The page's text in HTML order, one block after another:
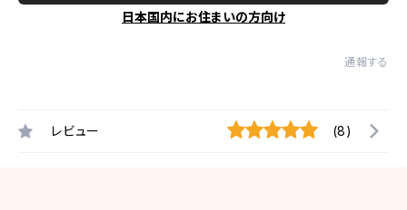
日本国内にお住まいの方向け
通報する
レビュー (8)